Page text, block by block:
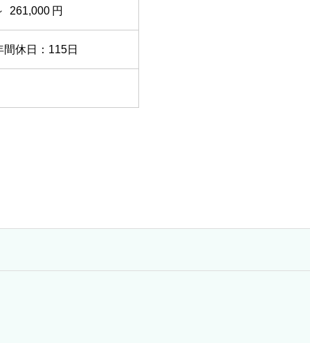
261,000 円
休日：115日